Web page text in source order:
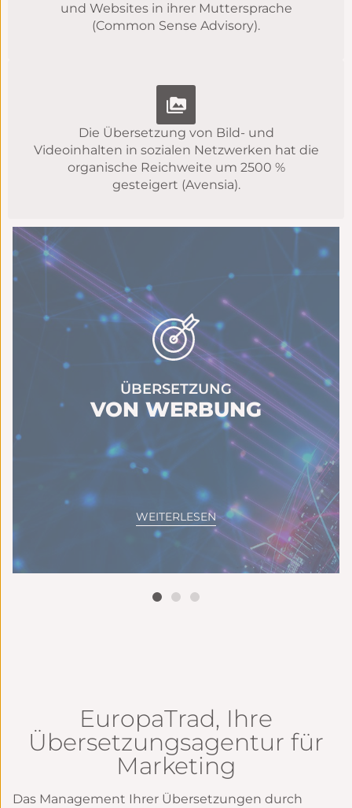
und Websites in ihrer Muttersprache
(Common Sense Advisory).
Die Übersetzung von Bild- und
Videoinhalten in sozialen Netzwerken hat die
organische Reichweite um 2500 %
gesteigert (Avensia).
ÜBERSETZUNG
VON WERBUNG
WEITERLESEN
EuropaTrad, Ihre
Übersetzungsagentur für
Marketing
Das Management Ihrer Übersetzungen durch